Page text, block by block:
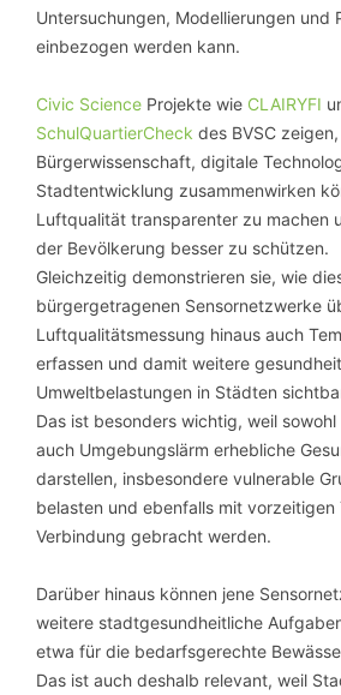
Untersuchungen, Modellierungen und
einbezogen werden kann.
Civic Science Projekte wie CLAIRYFI
SchulQuartierCheck des BVSC
Bürgerwissenschaft, digitale
Stadtentwicklung zusammenwirken
Luftqualität transparenter zu machen
der Bevölkerung besser zu schützen.
Gleichzeitig demonstrieren sie, wie
bürgergetragenen Sensornetzwerke
Luftqualitätsmessung hinaus auch
erfassen und damit weitere
Umweltbelastungen in Städten
Das ist besonders wichtig, weil
auch Umgebungslärm erhebliche
darstellen, insbesondere vulnerable
belasten und ebenfalls mit vorzeitigen
Verbindung gebracht werden.
Darüber hinaus können jene
weitere stadtgesundheitliche
etwa für die bedarfsgerechte
Das ist auch deshalb relevant, weil